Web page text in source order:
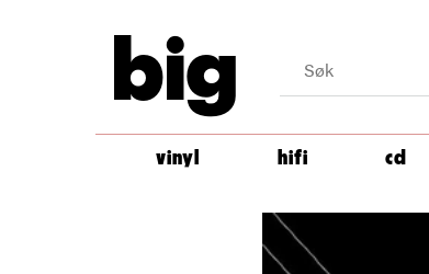
big
vinyl hifi cd